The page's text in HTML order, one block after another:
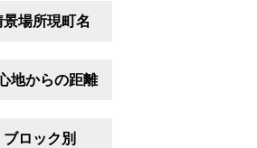
景場所現町名
地からの距離
ブロック別